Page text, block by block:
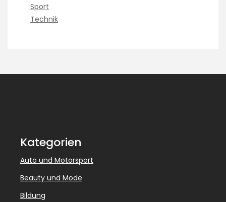
Sport
Technik
Kategorien
Auto und Motorsport
Beauty und Mode
Bildung